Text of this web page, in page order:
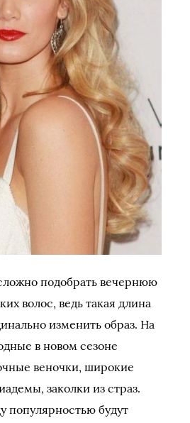
подобрать вечернюю
волос, ведь такая длина
изменить образ. На
в новом сезоне
веночки, широкие
заколки из страз.
популярностью будут